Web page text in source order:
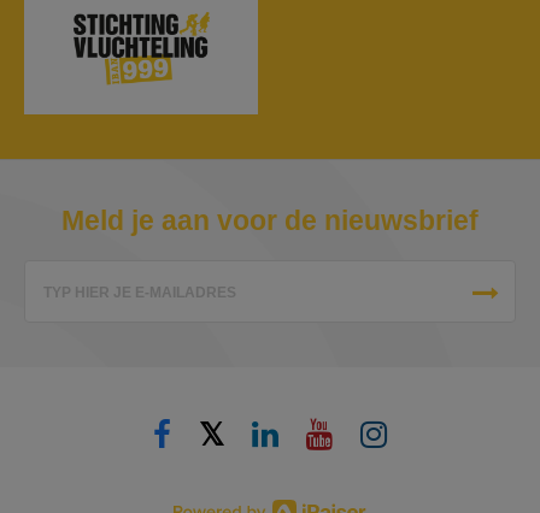
Meld je aan voor de nieuwsbrief
TYP HIER JE E-MAILADRES
𝕏